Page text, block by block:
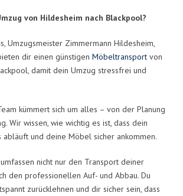
von Hildesheim nach Blackpool?
Umzugsmeister Zimmermann Hildesheim,
dir einen günstigen Möbeltransport von
damit dein Umzug stressfrei und
kümmert sich um alles – von der Planung
Wir wissen, wie wichtig es ist, dass dein
abläuft und deine Möbel sicher ankommen.
nicht nur den Transport deiner
den professionellen Auf- und Abbau. Du
zurücklehnen und dir sicher sein, dass